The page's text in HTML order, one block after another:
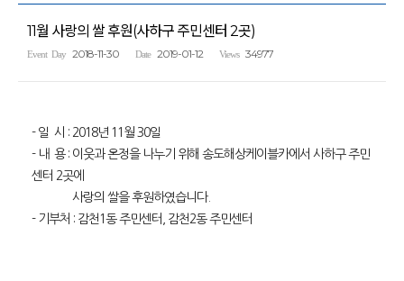
11월 사랑의 쌀 후원(사하구 주민센터 2곳)
Event Day 2018-11-30 Date 2019-01-12 Views 34977
- 일 시 : 2018년 11월 30일
- 내 용 : 이웃과 온정을 나누기 위해 송도해상케이블카에서 사하구 주민
센터 2곳에
사랑의 쌀을 후원하였습니다.
- 기부처 : 감천1동 주민센터, 감천2동 주민센터